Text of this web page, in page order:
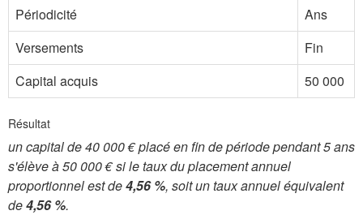
Périodicité
Ans
Versements
Fin
Capital acquis
50 000
Résultat
un capital de 40 000 € placé en fin de période pendant 5 ans
s'élève à 50 000 € si le taux du placement annuel
proportionnel est de4,56 %, soit un taux annuel équivalent
de4,56 %.